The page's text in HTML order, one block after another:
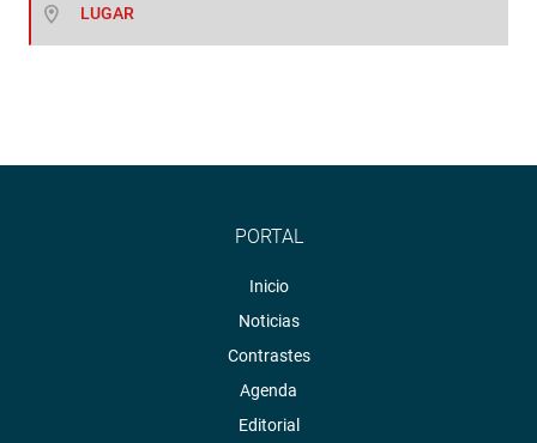
LUGAR
PORTAL
Inicio
Noticias
Contrastes
Agenda
Editorial